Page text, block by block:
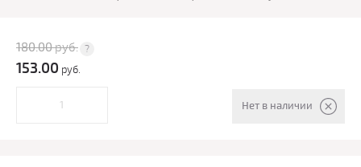
180.00руб.
153.00 руб.
Нет в наличии